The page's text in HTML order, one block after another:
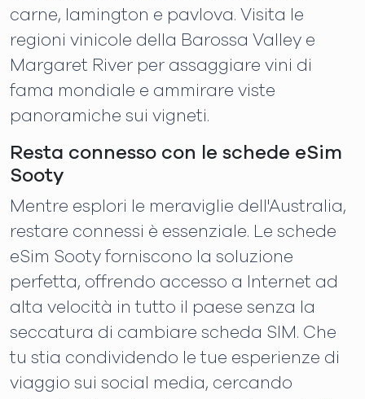
carne, lamington e pavlova. Visita le
regioni vinicole della Barossa Valley e
Margaret River per assaggiare vini di
fama mondiale e ammirare viste
panoramiche sui vigneti.
Resta connesso con le schede eSim
Sooty
Mentre esplori le meraviglie dell'Australia,
restare connessi è essenziale. Le schede
eSim Sooty forniscono la soluzione
perfetta, offrendo accesso a Internet ad
alta velocità in tutto il paese senza la
seccatura di cambiare scheda SIM. Che
tu stia condividendo le tue esperienze di
viaggio sui social media, cercando